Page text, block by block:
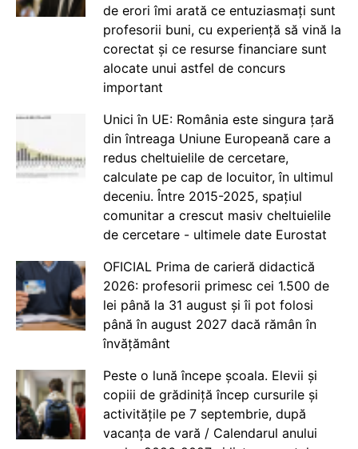
de erori îmi arată ce entuziasmați sunt
profesorii buni, cu experiență să vină la
corectat și ce resurse financiare sunt
alocate unui astfel de concurs
important
Unici în UE: România este singura țară
din întreaga Uniune Europeană care a
redus cheltuielile de cercetare,
calculate pe cap de locuitor, în ultimul
deceniu. Între 2015-2025, spațiul
comunitar a crescut masiv cheltuielile
de cercetare - ultimele date Eurostat
OFICIAL Prima de carieră didactică
2026: profesorii primesc cei 1.500 de
lei până la 31 august și îi pot folosi
până în august 2027 dacă rămân în
învățământ
Peste o lună începe școala. Elevii și
copiii de grădiniță încep cursurile și
activitățile pe 7 septembrie, după
vacanța de vară / Calendarul anului